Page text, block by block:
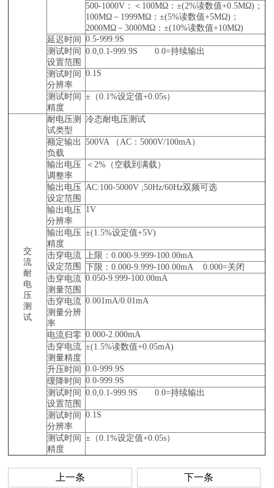
500-1000V：＜100MΩ：±(2%读数值+0.5MΩ)；
100MΩ－1999MΩ：±(5%读数值+5MΩ)；
2000MΩ－3000MΩ：±(10%读数值+10MΩ)
延迟时间 0.5-999.9S
测试时间
设置范围
0.0,0.1-999.9S 0.0=持续输出
测试时间
分辨率
0.1S
测试时间
精度
±（0.1%设定值+0.05s）
交
流
耐
电
压
测
试
耐电压测
试类型
冷态耐电压测试
额定输出
负载
500VA （AC：5000V/100mA）
输出电压
调整率
＜2%（空载到满载）
输出电压
设定范围
AC:100-5000V ;50Hz/60Hz双频可选
输出电压
分辨率
1V
输出电压
精度
±(1.5%设定值+5V)
击穿电流
设定范围
上限：0.000-9.999-100.00mA
下限：0.000-9.999-100.00mA 0.000=关闭
击穿电流
测量范围
0.050-9.999-100.00mA
击穿电流
测量分辨
率
0.001mA/0.01mA
电流归零 0.000-2.000mA
击穿电流
测量精度
±(1.5%读数值+0.05mA)
升压时间 0.0-999.9S
缓降时间 0.0-999.9S
测试时间
设置范围
0.0,0.1-999.9S 0.0=持续输出
测试时间
分辨率
0.1S
测试时间
精度
±（0.1%设定值+0.05s）
上一条 下一条